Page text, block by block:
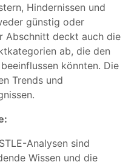
Hindernissen und
günstig oder
Abschnitt deckt auch die
ab, die den
könnten. Die
Trends und
Analysen sind
Wissen und die